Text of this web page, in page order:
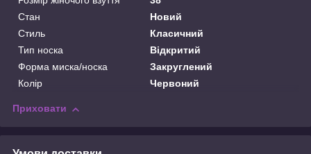
Стан
Новий
Стиль
Класичний
Тип носка
Відкритий
Форма миска/носка
Закруглений
Колір
Червоний
Приховати